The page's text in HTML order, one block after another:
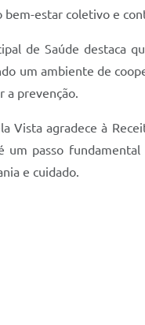
bem-estar coletivo e
de Saúde destaca
um ambiente de
a prevenção.
Vista agradece à
passo fundamental
e cuidado.